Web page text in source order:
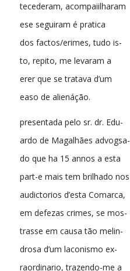
tecederam, acompaiilharam
ese seguiram é pratica
dos factos/erimes, tudo is-
to, repito, me levaram a
erer que se tratava d’um
easo de alienáção.
presentada pelo sr. dr. Edu-
ardo de Magalhães advogsa-
do que ha 15 annos a esta
part-e mais tem brilhado nos
audictorios d’esta Comarca,
em defezas crimes, se mos-
trasse em causa tão melin-
drosa d’um laconismo ex-
raordinario, trazendo-me a